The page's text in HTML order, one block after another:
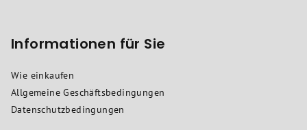
ßInformationen für Sie
Wie einkaufen
Allgemeine Geschäftsbedingungen
Datenschutzbedingungen